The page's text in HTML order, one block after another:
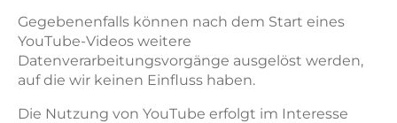
Gegebenenfalls können nach dem Start eines
YouTube-Videos weitere
Datenverarbeitungsvorgänge ausgelöst werden,
auf die wir keinen Einfluss haben.
Die Nutzung von YouTube erfolgt im Interesse